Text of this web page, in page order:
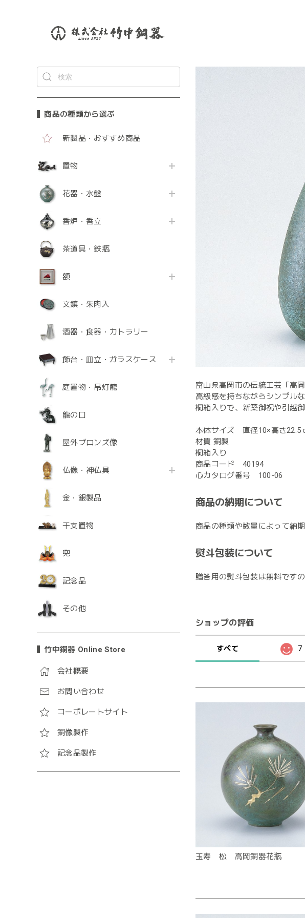
商品の種類から選ぶ
新製品・おすすめ商品
置物
花器・水盤
香炉・香立
茶道具・鉄瓶
額
文鎮・朱肉入
酒器・食器・カトラリー
飾台・皿立・ガラスケース
庭置物・吊灯籠
龍の口
屋外ブロンズ像
仏像・神仏具
金・銀製品
干支置物
兜
記念品
その他
竹中銅器 Online Store
会社概要
お問い合わせ
コーポレートサイト
銅像製作
記念品製作
富山県高岡市の伝統工芸「高
高級感を持ちながらシンプル
桐箱入りで、新築御祝や引越
本体サイズ 直径10×高さ22.5
材質 銅製
桐箱入り
商品コード 40194
心カタログ番号 100-06
商品の納期について
商品の種類や数量によって納
熨斗包装について
贈答用の熨斗包装は無料です
ショップの評価
すべて 7
玉寿 松 高岡銅器花瓶